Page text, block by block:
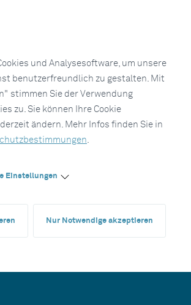
und Analysesoftware, um unsere
benutzerfreundlich zu gestalten. Mit
stimmen Sie der Verwendung
zu. Sie können Ihre Cookie
ändern. Mehr Infos finden Sie in
.
Einstellungen
Nur Notwendige akzeptieren